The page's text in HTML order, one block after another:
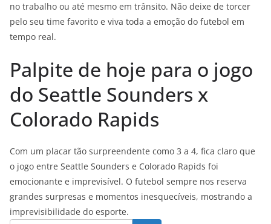
no trabalho ou até mesmo em trânsito. Não deixe de torcer
pelo seu time favorito e viva toda a emoção do futebol em
tempo real.
Palpite de hoje para o jogo
do Seattle Sounders x
Colorado Rapids
Com um placar tão surpreendente como 3 a 4, fica claro que
o jogo entre Seattle Sounders e Colorado Rapids foi
emocionante e imprevisível. O futebol sempre nos reserva
grandes surpresas e momentos inesquecíveis, mostrando a
imprevisibilidade do esporte.